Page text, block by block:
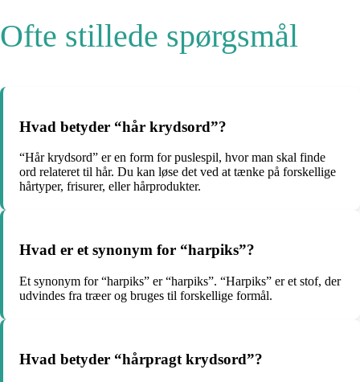
Ofte stillede spørgsmål
Hvad betyder “hår krydsord”?
“Hår krydsord” er en form for puslespil, hvor man skal finde
ord relateret til hår. Du kan løse det ved at tænke på forskellige
hårtyper, frisurer, eller hårprodukter.
Hvad er et synonym for “harpiks”?
Et synonym for “harpiks” er “harpiks”. “Harpiks” er et stof, der
udvindes fra træer og bruges til forskellige formål.
Hvad betyder “hårpragt krydsord”?